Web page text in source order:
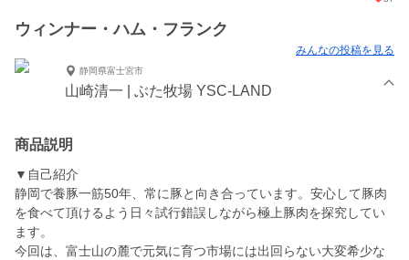
ウィンナー・ハム・フランク
みんなの投稿を見る
静岡県富士宮市
山崎清一 | ぶた牧場 YSC-LAND
商品説明
▼自己紹介
静岡で養豚一筋50年、常に豚と向き合っています。安心して豚肉
を食べて頂けるよう日々試行錯誤しながら極上豚肉を探究してい
ます。
今回は、富士山の麓で元気に育つ市場には出回らない大変希少な